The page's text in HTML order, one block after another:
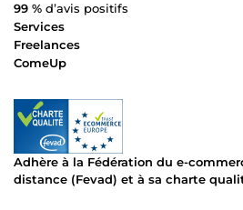
99 % d’avis positifs
Services
Freelances
ComeUp
Adhère à la Fédération du e-
distance (Fevad) et à sa charte